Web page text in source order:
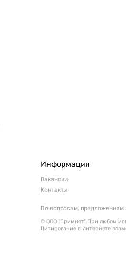
Информация
Вакансии
Контакты
По вопросам, предложениям
© ООО "Примнет" При любом
Цитирование в Интернете